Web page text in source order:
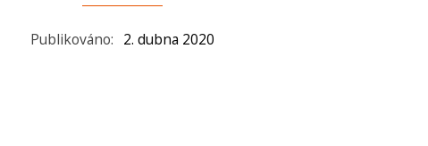
Publikováno: 2. dubna 2020